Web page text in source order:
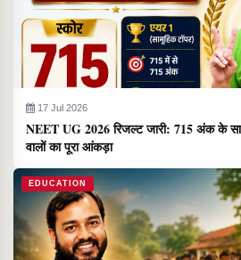
17 Jul 2026
NEET UG 2026 रिजल्ट जारी: 715 अंक के
वालों का पूरा आंकड़ा
EDUCATION